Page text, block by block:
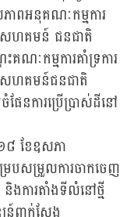
ាពអនុគណៈកម្មការ
សហគមន៍ ជនជាតិ
ណៈកម្មការគាំទ្រការ
សហគមន៍ជនជាតិ
ែនការប្រើប្រាស់ដីនៅ
៨ ខែឧសភា
របសម្រួលការចាកចេញ
ងការតាំងទីលំនៅថ្មី